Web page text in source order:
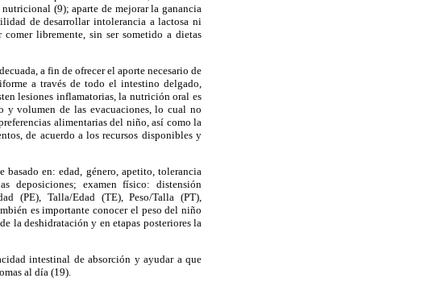
(9); aparte de mejorar la ganancia
de desarrollar intolerancia a lactosa ni
libremente, sin ser sometido a dietas
a fin de ofrecer el aporte necesario de
a través de todo el intestino delgado,
lesiones inflamatorias, la nutrición oral es
y volumen de las evacuaciones, lo cual no
alimentarias del niño, así como la
de acuerdo a los recursos disponibles y
basado en: edad, género, apetito, tolerancia
deposiciones; examen físico: distensión
(PE), Talla/Edad (TE), Peso/Talla (PT),
es importante conocer el peso del niño
la deshidratación y en etapas posteriores la
intestinal de absorción y ayudar a que
al día (19).